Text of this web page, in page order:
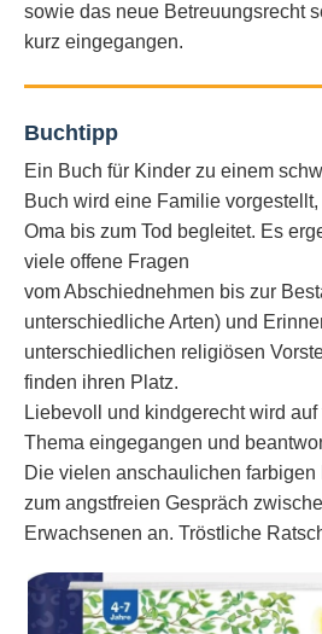
sowie das neue Betreuungsrecht
kurz eingegangen.
Buchtipp
Ein Buch für Kinder zu einem
Buch wird eine Familie
Oma bis zum Tod begleitet. Es
viele offene Fragen
vom Abschiednehmen bis zur
unterschiedliche Arten) und
unterschiedlichen religiösen
finden ihren Platz.
Liebevoll und kindgerecht wird
Thema eingegangen und
Die vielen anschaulichen farbigen
zum angstfreien Gespräch
Erwachsenen an. Tröstliche